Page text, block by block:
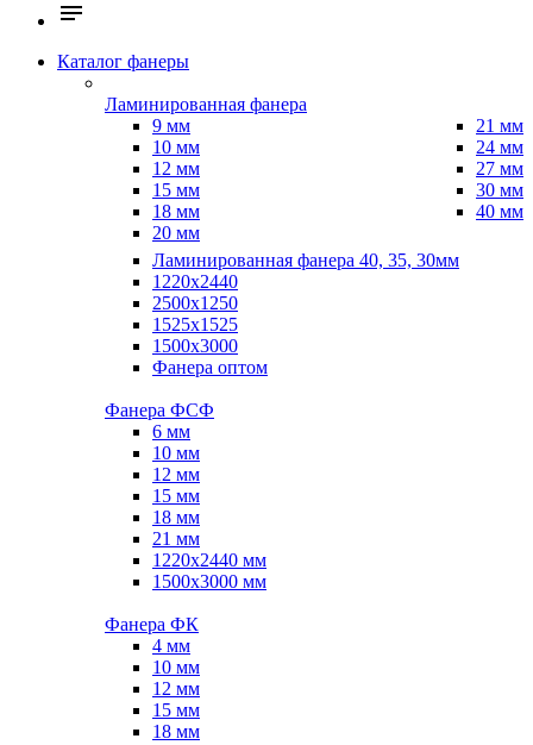
Каталог фанеры
Ламинированная фанера
9 мм
10 мм
12 мм
15 мм
18 мм
20 мм
21 мм
24 мм
27 мм
30 мм
40 мм
Ламинированная фанера 40, 35, 30мм
1220x2440
2500x1250
1525x1525
1500x3000
Фанера оптом
Фанера ФСФ
6 мм
10 мм
12 мм
15 мм
18 мм
21 мм
1220х2440 мм
1500х3000 мм
Фанера ФК
4 мм
10 мм
12 мм
15 мм
18 мм